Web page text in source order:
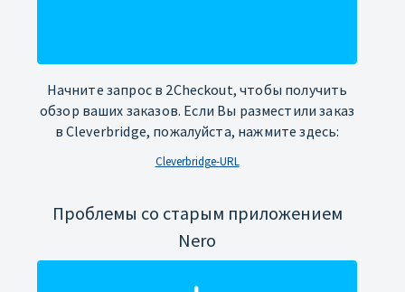
Начните запрос в 2Checkout, чтобы получить
обзор ваших заказов. Если Вы разместили заказ
в Cleverbridge, пожалуйста, нажмите здесь:
Cleverbridge-URL
Проблемы со старым приложением
Nero